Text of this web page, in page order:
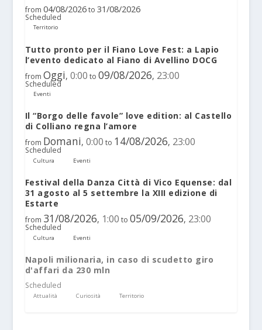
from 04/08/2026 to 31/08/2026
Scheduled
Territorio
Tutto pronto per il Fiano Love Fest: a Lapio
l’evento dedicato al Fiano di Avellino DOCG
from Oggi, 0:00 to 09/08/2026, 23:00
Scheduled
Eventi
Il “Borgo delle favole” love edition: al Castello
di Colliano regna l’amore
from Domani, 0:00 to 14/08/2026, 23:00
Scheduled
Cultura Eventi
Festival della Danza Città di Vico Equense: dal
31 agosto al 5 settembre la XIII edizione di
Estarte
from 31/08/2026, 1:00 to 05/09/2026, 23:00
Scheduled
Cultura Eventi
Napoli milionaria, in caso di scudetto giro
d'affari da 230 mln
Scheduled
Attualità Curiosità Territorio